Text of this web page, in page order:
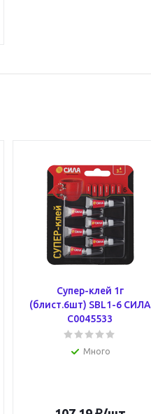
Супер-клей 1г
(блист.6шт) SBL1-6 СИЛА
C0045533
Много